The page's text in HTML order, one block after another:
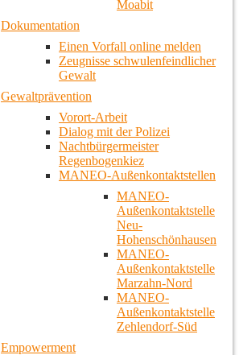
Moabit
Dokumentation
Einen Vorfall online melden
Zeugnisse schwulenfeindlicher
Gewalt
Gewaltprävention
Vorort-Arbeit
Dialog mit der Polizei
Nachtbürgermeister
Regenbogenkiez
MANEO-Außenkontaktstellen
MANEO-
Außenkontaktstelle
Neu-
Hohenschönhausen
MANEO-
Außenkontaktstelle
Marzahn-Nord
MANEO-
Außenkontaktstelle
Zehlendorf-Süd
Empowerment